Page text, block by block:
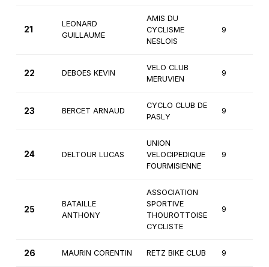
21
LEONARD
GUILLAUME
AMIS DU
CYCLISME
NESLOIS
9
22 DEBOES KEVIN
VELO CLUB
MERUVIEN
9
23 BERCET ARNAUD
CYCLO CLUB DE
PASLY
9
24 DELTOUR LUCAS
UNION
VELOCIPEDIQUE
FOURMISIENNE
9
25
BATAILLE
ANTHONY
ASSOCIATION
SPORTIVE
THOUROTTOISE
CYCLISTE
9
26 MAURIN CORENTIN RETZ BIKE CLUB 9